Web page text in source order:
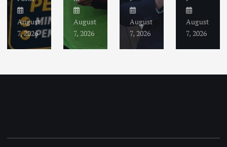
August
7, 2026
August
7, 2026
August
7, 2026
August
7, 2026